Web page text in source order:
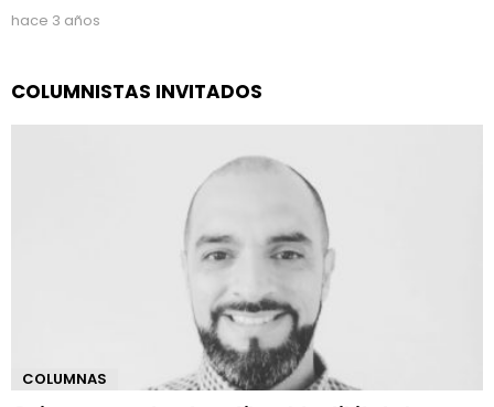
hace 3 años
COLUMNISTAS INVITADOS
COLUMNAS